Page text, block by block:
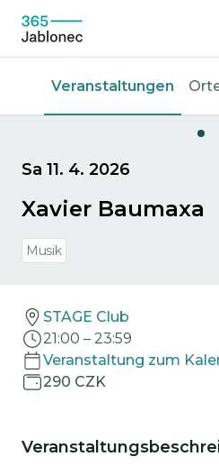
Veranstaltungen
Sa 11. 4. 2026
Xavier Baumaxa
Musik
STAGE Club
21:00 – 23:59
Veranstaltung zum
290 CZK